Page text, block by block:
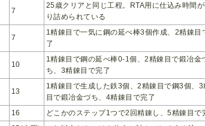
7
25歳クリアと同じ工程。RTA用に仕込み時間
り詰められている
7
1精錬目で一気に鋼の延べ棒3個作成、2精錬目
了
10
1精錬目で鋼の延べ棒0-1個、2精錬目で鍛冶金
ち、3精錬目で完了
13
1精錬目で生成した鉄3個、2精錬目で鋼3個、3
目で鍛冶金づち、4精錬目で完了
16
どこかのステップ1つで2回精錬し、5精錬目で